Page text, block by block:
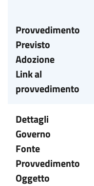
Provvedimento
Previsto
Adozione
Link al
provvedimento
Dettagli
Governo
Fonte
Provvedimento
Oggetto